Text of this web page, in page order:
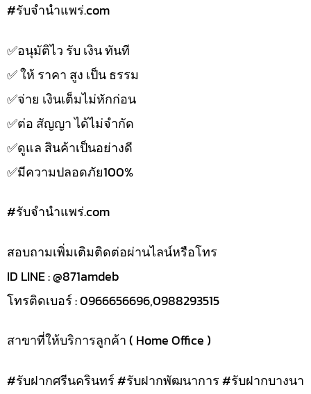
#รับจํานําแพร่.com
✅️อนุมัติไว รับ เงิน ทันที
✅️ ให้ ราคา สูง เป็น ธรรม
✅️จ่าย เงินเต็มไม่หักก่อน
✅️ต่อ สัญญา ได้ไม่จำกัด
✅️ดูแล สินค้าเป็นอย่างดี
✅️มีความปลอดภัย100%
#รับจํานําแพร่.com
สอบถามเพิ่มเติมติดต่อผ่านไลน์หรือโทร
ID LINE : @871amdeb
โทรติดเบอร์ : 0966656696,0988293515
สาขาที่ให้บริการลูกค้า ( Home Office )
#รับฝากศรีนครินทร์ #รับฝากพัฒนาการ #รับฝากบางนา